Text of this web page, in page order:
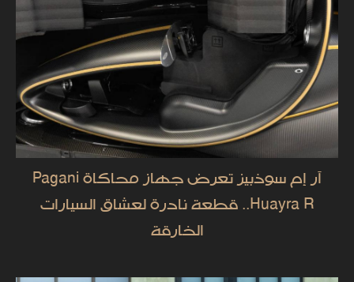
آر إم سوذبيز تعرض جهاز محاكاة Pagani
Huayra R.. قطعة نادرة لعشاق السيارات
الخارقة